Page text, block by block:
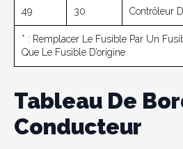
49 30 Contrôleur
* : Remplacer Le Fusible Par Un
Que Le Fusible D’origine
Tableau De
Conducteur